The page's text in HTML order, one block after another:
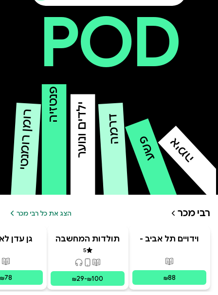
POD
בוקפוד - מהסופר לקורא - חנות הספרים החברתית של ישראל
רומן רומנטי
פנטזיה ילדים ונוער דרמה
פשע אימה
רבי מכר הצג את כל רבי מכר
וידויים תל אביב -
פורמטים זמינים
מודפס
₪88
תולדות המחשבה
האנושית
5
דירוג 5 מתוך 5
פורמטים זמינים מודפס,
₪29-₪100
גן עדן
₪78